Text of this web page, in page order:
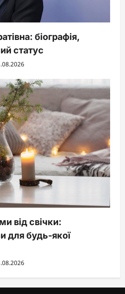
біографія,
статус
від свічки:
для будь-якої